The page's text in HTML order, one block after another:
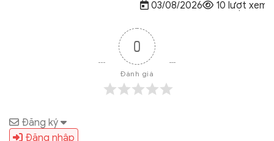
0
Đánh giá
Đăng ký
Đăng nhập